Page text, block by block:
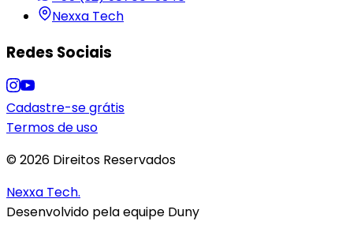
Nexxa Tech
Redes Sociais
Cadastre-se grátis
Termos de uso
© 2026 Direitos Reservados
Nexxa Tech.
Desenvolvido pela equipe Duny